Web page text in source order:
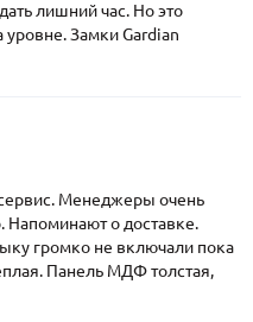
лишний час. Но это
уровне. Замки Gardian
сервис. Менеджеры очень
Напоминают о доставке.
громко не включали пока
Панель МДФ толстая,